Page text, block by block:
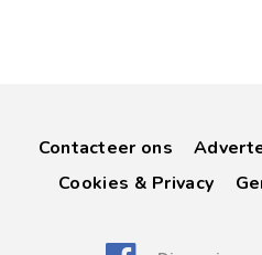
Contacteer ons
Cookies & Privacy